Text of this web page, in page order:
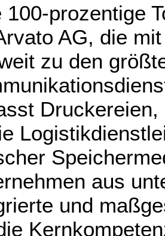
100-prozentige
AG, die
zu den
aus
und